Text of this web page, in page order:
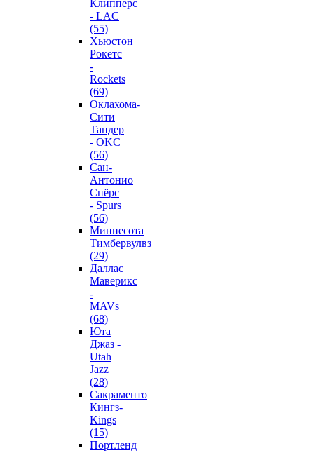
Клипперс
- LAC
(55)
Хьюстон
Рокетс
-
Rockets
(69)
Оклахома-
Сити
Тандер
- OKC
(56)
Сан-
Антонио
Спёрс
- Spurs
(56)
Миннесота
Тимбервулвз
(29)
Даллас
Маверикс
-
MAVs
(68)
Юта
Джаз -
Utah
Jazz
(28)
Сакраменто
Кингз-
Kings
(15)
Портленд